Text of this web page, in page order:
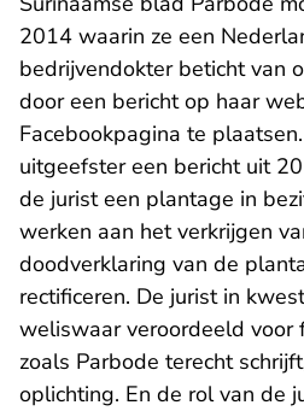
2014 waarin ze een
bedrijvendokter beticht van
door een bericht op haar
Facebookpagina te
uitgeefster een bericht uit
de jurist een plantage in
werken aan het verkrijgen
doodverklaring van de
rectificeren. De jurist in
weliswaar veroordeeld voor
zoals Parbode terecht
oplichting. En de rol van de